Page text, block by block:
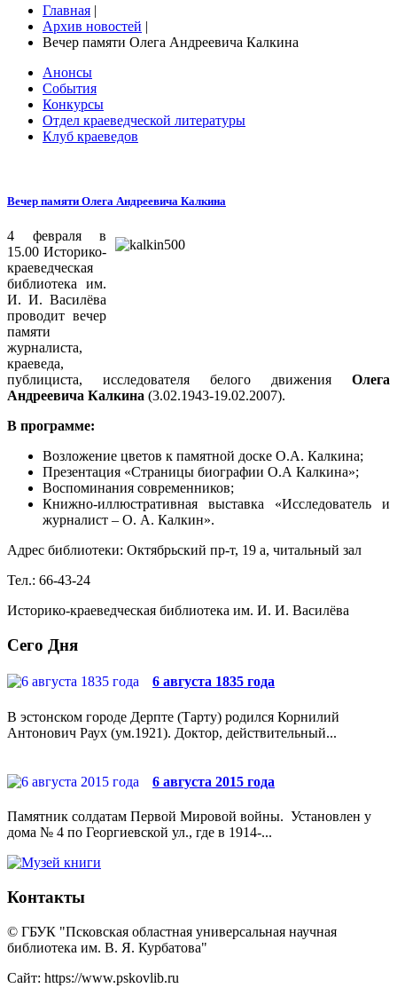
Главная |
Архив новостей |
Вечер памяти Олега Андреевича Калкина
Анонсы
События
Конкурсы
Отдел краеведческой литературы
Клуб краеведов
Вечер памяти Олега Андреевича Калкина
4 февраля в
15.00 Историко-
краеведческая
библиотека им.
И. И. Василёва
проводит вечер
памяти
журналиста,
краеведа,
публициста, исследователя белого движения Олега
Андреевича Калкина (3.02.1943-19.02.2007).
В программе:
Возложение цветов к памятной доске О.А. Калкина;
Презентация «Страницы биографии О.А Калкина»;
Воспоминания современников;
Книжно-иллюстративная выставка «Исследователь и
журналист – О. А. Калкин».
Адрес библиотеки: Октябрьский пр-т, 19 а, читальный зал
Тел.: 66-43-24
Историко-краеведческая библиотека им. И. И. Василёва
Сего Дня
6 августа 1835 года
В эстонском городе Дерпте (Тарту) родился Корнилий
Антонович Раух (ум.1921). Доктор, действительный...
6 августа 2015 года
Памятник солдатам Первой Мировой войны. Установлен у
дома № 4 по Георгиевской ул., где в 1914-...
Контакты
© ГБУК "Псковская областная универсальная научная
библиотека им. В. Я. Курбатова"
Сайт: https://www.pskovlib.ru